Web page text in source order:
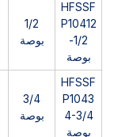
HFSSF
P10412
-1/2
بوصة
1/2
بوصة
HFSSF
P1043
4-3/4
بوصة
3/4
بوصة